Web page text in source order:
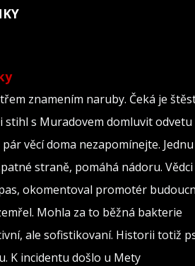
znamením naruby. Čeká je
stihl s Muradovem domluvit odvetu
věcí doma nezapomínejte.
straně, pomáhá nádoru.
okomentoval promotér
Mohla za to běžná bakterie
ale sofistikovaní. Historii totiž
K incidentu došlo u Mety